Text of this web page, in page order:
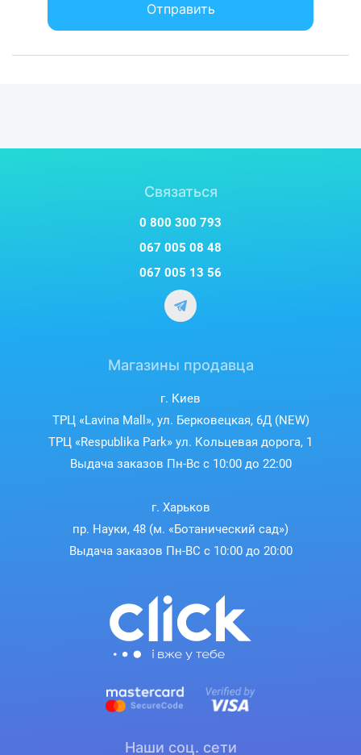
Отправить
Связаться
0 800 300 793
067 005 08 48
067 005 13 56
Магазины продавца
г. Киев
ТРЦ «Lavina Mall», ул. Берковецкая, 6Д (NEW)
ТРЦ «Respublika Park» ул. Кольцевая дорога, 1
Выдача заказов Пн-Вс с 10:00 до 22:00
г. Харьков
пр. Науки, 48 (м. «Ботанический сад»)
Выдача заказов Пн-ВС с 10:00 до 20:00
Наши соц. сети